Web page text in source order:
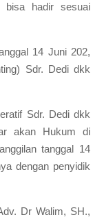
bisa hadir sesuai
14 Juni 202,
Sdr. Dedi dkk
Sdr. Dedi dkk
akan Hukum di
tanggal 14
dengan penyidik
Dr Walim, SH.,